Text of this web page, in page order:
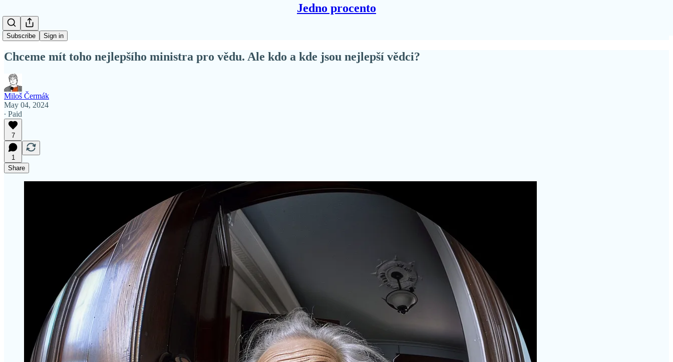
Jedno procento
Subscribe Sign in
Chceme mít toho nejlepšího ministra pro vědu. Ale kdo a kde jsou nejlepší vědci?
Miloš Čermák
May 04, 2024
∙ Paid
7
1
Share